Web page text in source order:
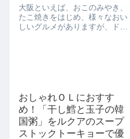
大阪といえば、おこのみやき、
たこ焼きをはじめ、様々なおい
しいグルメがありますが、ドリ
おしゃれＯＬにおすす
め！「干し鱈と玉子の韓
国粥」をルクアのスープ
ストックトーキョーで優